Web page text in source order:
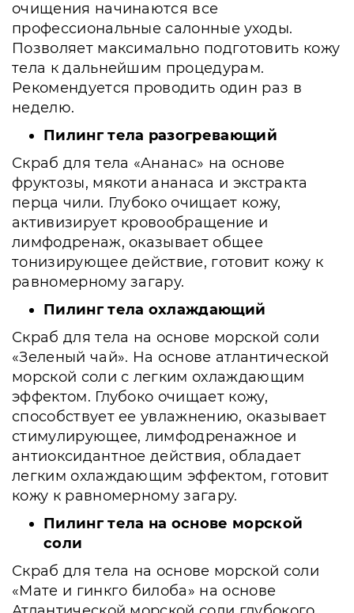
очищения начинаются все
профессиональные салонные уходы.
Позволяет максимально подготовить кожу
тела к дальнейшим процедурам.
Рекомендуется проводить один раз в
неделю.
Пилинг тела разогревающий
Скраб для тела «Ананас» на основе
фруктозы, мякоти ананаса и экстракта
перца чили. Глубоко очищает кожу,
активизирует кровообращение и
лимфодренаж, оказывает общее
тонизирующее действие, готовит кожу к
равномерному загару.
Пилинг тела охлаждающий
Скраб для тела на основе морской соли
«Зеленый чай». На основе атлантической
морской соли с легким охлаждающим
эффектом. Глубоко очищает кожу,
способствует ее увлажнению, оказывает
стимулирующее, лимфодренажное и
антиоксидантное действия, обладает
легким охлаждающим эффектом, готовит
кожу к равномерному загару.
Пилинг тела на основе морской
соли
Скраб для тела на основе морской соли
«Мате и гинкго билоба» на основе